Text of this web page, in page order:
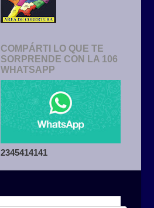
COMPÁRTI LO QUE TE
SORPRENDE CON LA 106
WHATSAPP
2345414141